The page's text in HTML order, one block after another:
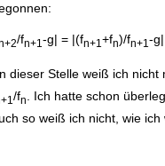
/fn+1 -g| = |(fn+1 +fn)/fn+1 -
dieser Stelle weiß ich
/fn . Ich hatte schon
so weiß ich nicht, wie ich